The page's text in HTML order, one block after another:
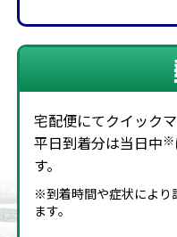
宅配便にてクイック
平日到着分は当日中※
す。
※到着時間や症状により
ます。